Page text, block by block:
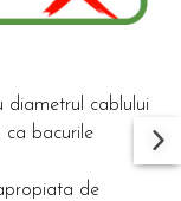
diametrul cablului
ca bacurile
de